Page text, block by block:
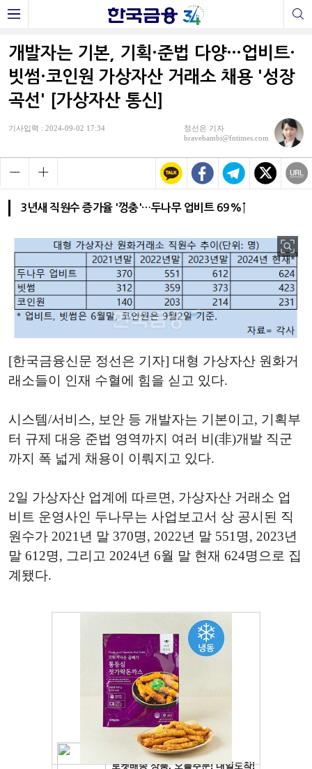
개발자는 기본, 기획·준법 다양…업비트·
빗썸·코인원 가상자산 거래소 채용 '성장
곡선' [가상자산 통신]
기사입력 : 2024-09-02 17:34
정선은 기자
bravebambi@fntimes.com
3년새 직원수 증가율 '껑충'…두나무 업비트 69%↑
[한국금융신문 정선은 기자] 대형 가상자산 원화거
래소들이 인재 수혈에 힘을 싣고 있다.
시스템/서비스, 보안 등 개발자는 기본이고, 기획부
터 규제 대응 준법 영역까지 여러 비(非)개발 직군
까지 폭 넓게 채용이 이뤄지고 있다.
2일 가상자산 업계에 따르면, 가상자산 거래소 업
비트 운영사인 두나무는 사업보고서 상 공시된 직
원수가 2021년 말 370명, 2022년 말 551명, 2023년
말 612명, 그리고 2024년 6월 말 현재 624명으로 집
계됐다.